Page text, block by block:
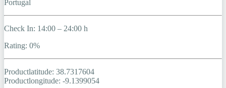
Portugal
Check In: 14:00 – 24:00 h
Rating: 0%
Productlatitude: 38.7317604
Productlongitude: -9.1399054